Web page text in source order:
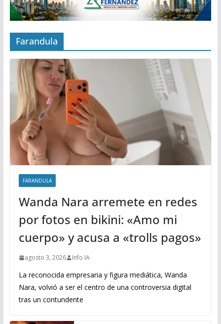
Farandula
FARANDULA
Wanda Nara arremete en redes
por fotos en bikini: «Amo mi
cuerpo» y acusa a «trolls pagos»
agosto 3, 2026 Info IA
La reconocida empresaria y figura mediática, Wanda
Nara, volvió a ser el centro de una controversia digital
tras un contundente